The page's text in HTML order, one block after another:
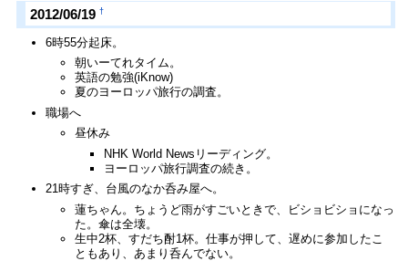
2012/06/19 †
6時55分起床。
朝いーてれタイム。
英語の勉強(iKnow)
夏のヨーロッパ旅行の調査。
職場へ
昼休み
NHK World Newsリーディング。
ヨーロッパ旅行調査の続き。
21時すぎ、台風のなか呑み屋へ。
蓮ちゃん。ちょうど雨がすごいときで、ビショビショになっ
た。傘は全壊。
生中2杯、すだち酎1杯。仕事が押して、遅めに参加したこ
ともあり、あまり呑んでない。